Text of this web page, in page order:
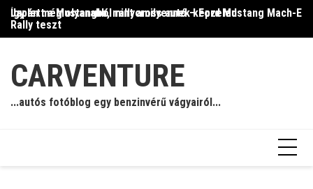
Skip
content
Így lett a Mustangból rallycross autó – Ford Mustang Mach-E
Rally teszt
Japán még olyanabb, mint amilyennek képzeled
CARVENTURE
...autós fotóblog egy benzinvérű vágyairól...